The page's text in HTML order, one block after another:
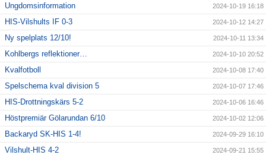
Ungdomsinformation 2024-10-19 16:18
HIS-Vilshults IF 0-3 2024-10-12 14:27
Ny spelplats 12/10! 2024-10-11 13:34
Kohlbergs reflektioner… 2024-10-10 20:52
Kvalfotboll 2024-10-08 17:40
Spelschema kval division 5 2024-10-07 17:46
HIS-Drottningskärs 5-2 2024-10-06 16:46
Höstpremiär Gölarundan 6/10 2024-10-02 12:06
Backaryd SK-HIS 1-4! 2024-09-29 16:10
Vilshult-HIS 4-2 2024-09-21 15:55